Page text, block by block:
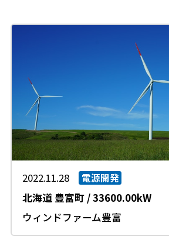
2022.11.28 電源開発
北海道 豊富町/33600.00kW
ウィンドファーム豊富